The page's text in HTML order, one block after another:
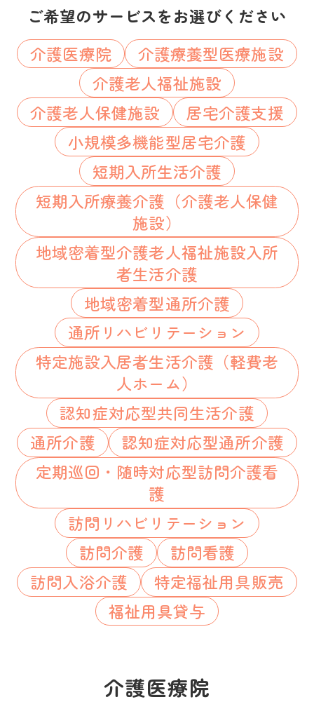
ご希望のサービスをお選びください
介護医療院
介護療養型医療施設
介護老人福祉施設
介護老人保健施設
居宅介護支援
小規模多機能型居宅介護
短期入所生活介護
短期入所療養介護（介護老人保健
施設）
地域密着型介護老人福祉施設入所
者生活介護
地域密着型通所介護
通所リハビリテーション
特定施設入居者生活介護（軽費老
人ホーム）
認知症対応型共同生活介護
通所介護
認知症対応型通所介護
定期巡回・随時対応型訪問介護看
護
訪問リハビリテーション
訪問介護
訪問看護
訪問入浴介護
特定福祉用具販売
福祉用具貸与
介護医療院